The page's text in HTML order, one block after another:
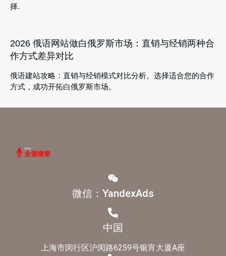
择.
2026 俄语网站做白俄罗斯市场：直销与经销两种合
作方式差异对比
俄语建站攻略：直销与经销模式对比分析。选择适合您的合作
方式，成功开拓白俄罗斯市场。
微信：YandexAds
中国
上海市闵行区沪闵路6259号银宵大厦A座